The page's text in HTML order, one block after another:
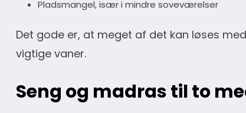
Pladsmangel, især i mindre soveværelser
Det gode er, at meget af det kan løses
vigtige vaner.
Seng og madras til to